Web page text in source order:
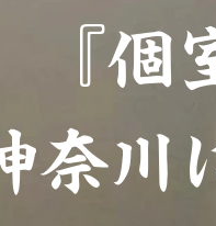
『
奈川